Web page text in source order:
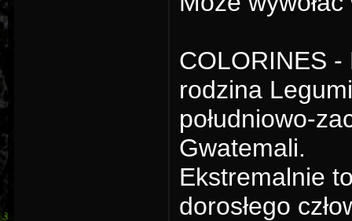
COLORINES
rodzina
południowo-
Gwatemali.
Ekstremalnie
dorosłego